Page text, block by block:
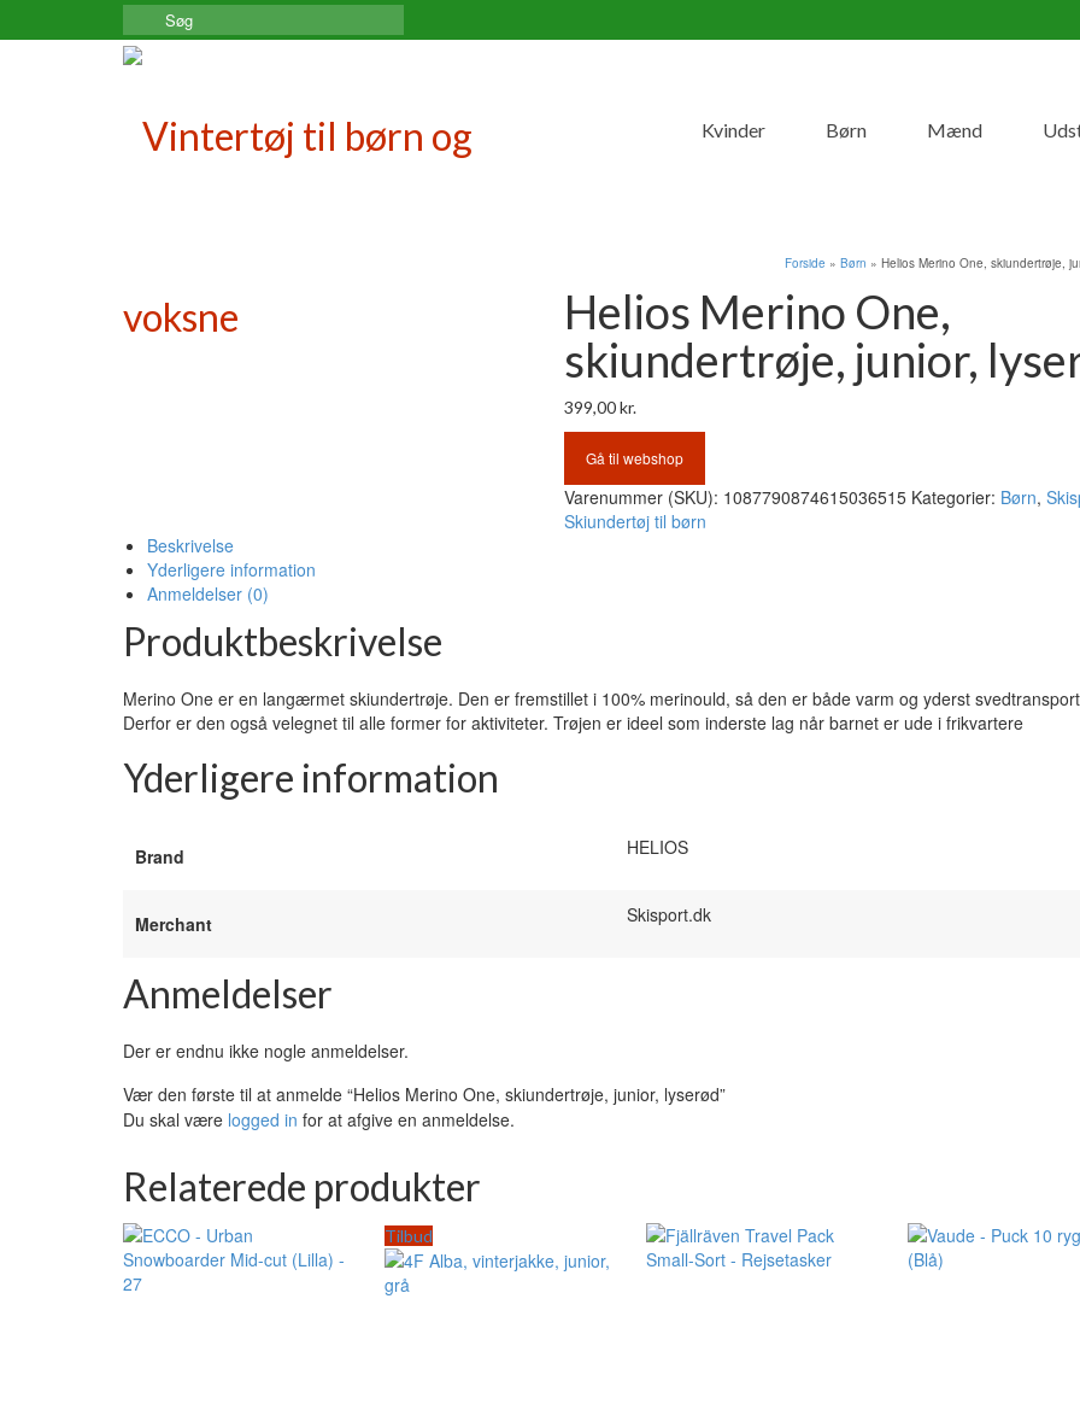
Search
for:
Kvinder Børn Mænd
Forside » Børn » Helios Merino One, skiundertrøje,
Helios Merino One,
skiundertrøje, junior,
399,00kr.
Gå til webshop
Varenummer (SKU): 1087790874615036515 Kategorier: Børn,
Skiundertøj til børn
Beskrivelse
Yderligere information
Anmeldelser (0)
Produktbeskrivelse
Merino One er en langærmet skiundertrøje. Den er fremstillet i 100% merinould, så den er både varm og yderst
Derfor er den også velegnet til alle former for aktiviteter. Trøjen er ideel som inderste lag når barnet er ude i frikvartere
Yderligere information
Brand HELIOS
Merchant Skisport.dk
Anmeldelser
Der er endnu ikke nogle anmeldelser.
Vær den første til at anmelde “Helios Merino One, skiundertrøje, junior, lyserød”
Du skal være logged in for at afgive en anmeldelse.
Relaterede produkter
Tilbud